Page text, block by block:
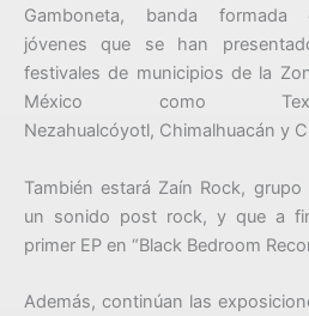
Gamboneta, banda
jóvenes que se han
festivales de municipios de la
México como
Nezahualcóyotl, Chimalhuacán y
También estará Zaín Rock,
un sonido post rock, y que a
primer EP en “Black Bedroom
Además, continúan las